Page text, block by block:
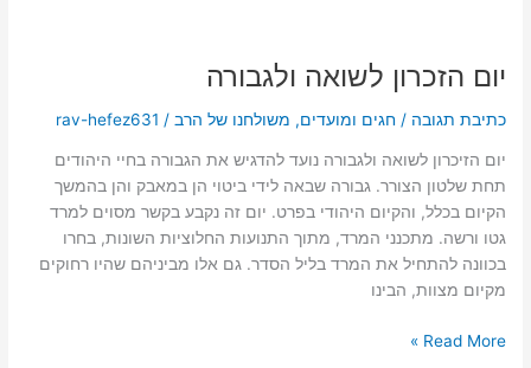
יום הזכרון לשואה ולגבורה
כתיבת תגובה /חגים ומועדים, משולחנו של הרב /
rav-hefez631
יום הזיכרון לשואה ולגבורה נועד להדגיש את הגבורה בחיי היהודים
תחת שלטון הצורר. גבורה שבאה לידי ביטוי הן במאבק והן בהמשך
הקיום בכלל, והקיום היהודי בפרט. יום זה נקבע בקשר מסוים למרד
גטו ורשה. מתכנני המרד, מתוך התנועות החלוציות השונות, בחרו
בכוונה להתחיל את המרד בליל הסדר. גם אלו מביניהם שהיו רחוקים
מקיום מצוות, הבינו
לשואה
Read More »